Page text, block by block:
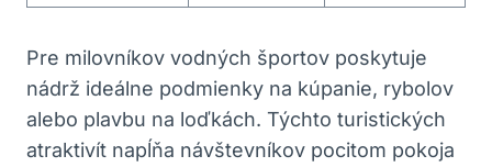
Pre milovníkov vodných ⁤športov poskytuje
nádrž ideálne podmienky na​ kúpanie, rybolov‌
alebo plavbu na loďkách. Týchto turistických ​
atraktivít ‍napĺňa návštevníkov pocitom ‌pokoja